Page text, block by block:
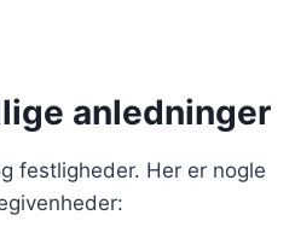
anledninger
festligheder. Her er nogle